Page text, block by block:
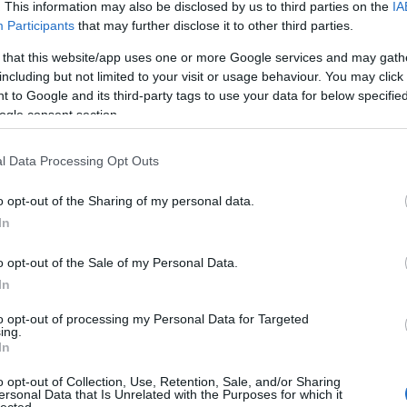
This information may also be disclosed by us to third parties on the
Participants that may further disclose it to other third parties.
that this website/app uses one or more Google services and may
but not limited to your visit or usage behaviour. You may
to Google and its third-party tags to use your data for below
consent section.
Data Processing Opt Outs
opt-out of the Sharing of my personal data.
opt-out of the Sale of my Personal Data.
opt-out of processing my Personal Data for Targeted
opt-out of Collection, Use, Retention, Sale, and/or Sharing
Data that Is Unrelated with the Purposes for which it
bűncselekmény volt.
hallgattam a rádiót és megszólalt